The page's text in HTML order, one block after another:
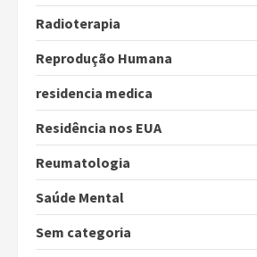
Radioterapia
Reprodução Humana
residencia medica
Residência nos EUA
Reumatologia
Saúde Mental
Sem categoria